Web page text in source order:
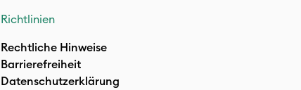
Richtlinien
Rechtliche Hinweise
Barrierefreiheit
Datenschutzerklärung